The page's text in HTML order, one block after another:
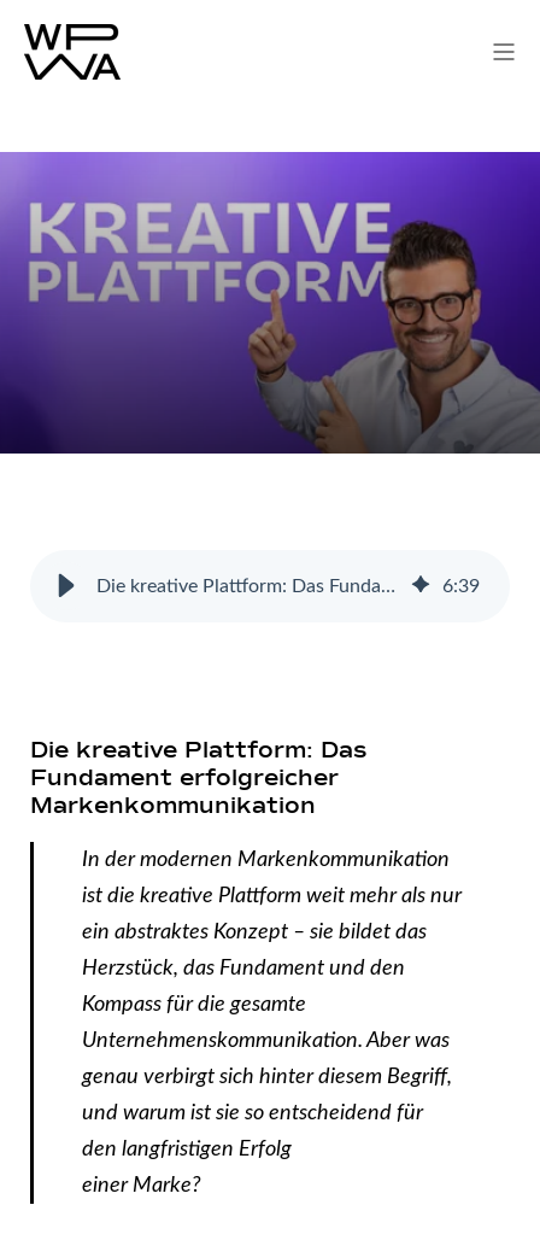
Die kreative Plattform: Das Fundament erfolgreicher Markenkommunikation 6:39
Die kreative Plattform: Das
Fundament erfolgreicher
Markenkommunikation
In der modernen Markenkommunikation
ist die kreative Plattform weit mehr als nur
ein abstraktes Konzept – sie bildet das
Herzstück, das Fundament und den
Kompass für die gesamte
Unternehmenskommunikation. Aber was
genau verbirgt sich hinter diesem Begriff,
und warum ist sie so entscheidend für
den langfristigen Erfolg
einer Marke?